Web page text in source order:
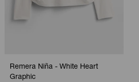
Remera Niña - White Heart
Graphic